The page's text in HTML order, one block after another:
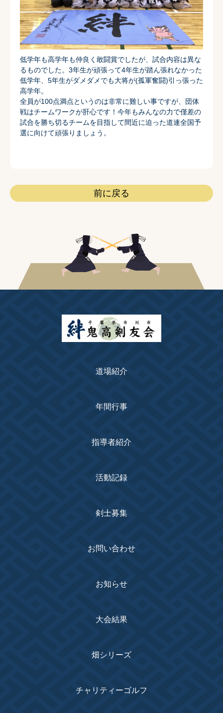
低学年も高学年も仲良く敢闘賞でしたが、 試合内容は異な
るものでした。 3年生が頑張って4年生が踏ん張れなかった
低学年、 5年生がダメダメでも大将が(孤軍奮闘)引っ張った
高学年。
全員が100点満点というのは非常に難しい事ですが、 団体
戦はチームワークが肝心です！ 今年もみんなの力で僅差の
試合を勝ち切るチームを目指して間近に迫った道連全国予
選に向けて頑張りましょう。
前に戻る
道場紹介
年間行事
指導者紹介
活動記録
剣士募集
お問い合わせ
お知らせ
大会結果
畑シリーズ
チャリティーゴルフ